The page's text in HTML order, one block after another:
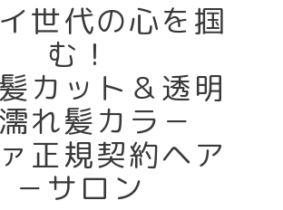
世代の心を掴
む！
カット＆透明
れ髪カラ－
正規契約ヘア
－サロン